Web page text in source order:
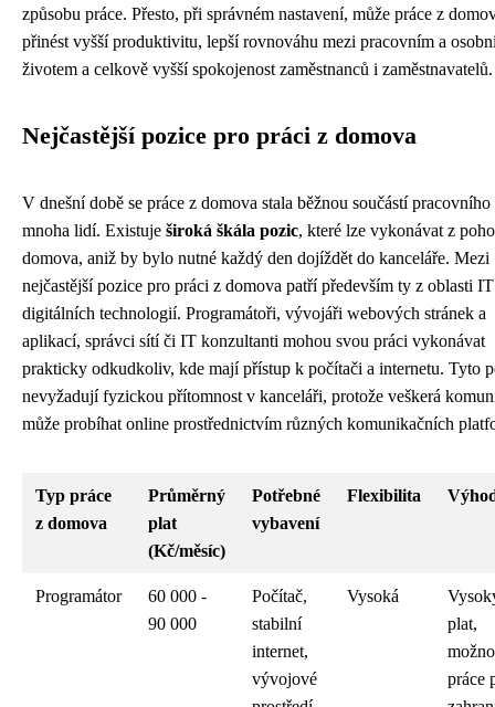
způsobu práce. Přesto, při správném nastavení, může práce z
přinést vyšší produktivitu, lepší rovnováhu mezi pracovním a
životem a celkově vyšší spokojenost zaměstnanců i zaměstnavatelů.
Nejčastější pozice pro práci z domova
V dnešní době se práce z domova stala běžnou součástí
mnoha lidí. Existuje široká škála pozic, které lze vykonávat z
domova, aniž by bylo nutné každý den dojíždět do kanceláře. Mezi
nejčastější pozice pro práci z domova patří především ty z oblasti
digitálních technologií. Programátoři, vývojáři webových stránek a
aplikací, správci sítí či IT konzultanti mohou svou práci vykonávat
prakticky odkudkoliv, kde mají přístup k počítači a internetu. Tyto
nevyžadují fyzickou přítomnost v kanceláři, protože veškerá
může probíhat online prostřednictvím různých komunikačních
Typ práce
z domova
Průměrný
plat
(Kč/měsíc)
Potřebné
vybavení
Flexibilita
Programátor
60 000 -
90 000
Počítač,
stabilní
internet,
vývojové
Vysoká
plat,
práce